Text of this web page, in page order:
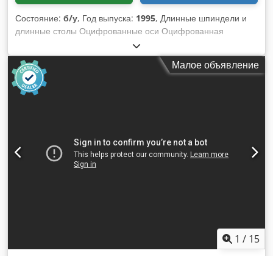
Состояние: б/у, Год выпуска: 1995, Длинные шпиндели и
длинные столы Оцифрованные оси Оцифрованная
направляющая 5 скоростей вращения Двигатель
мощностью 7,5 л.с. 380 В Переднее расширение стола
Диаметр дрели 50 мм Новые подшипники шпинделя и
двигателя Новой двигательный тормоз Dodpfx Ajztk D
Dohuskr 4-роликовый тренировочный стенд
Малое объявление
1 / 15